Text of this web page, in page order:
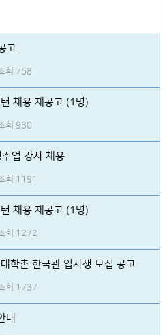
고
회 758
채용 재공고 (1명)
회 930
업 강사 채용
회 1191
채용 재공고 (1명)
회 1272
학촌 한국관 입사생 모집 공고
회 1737
내